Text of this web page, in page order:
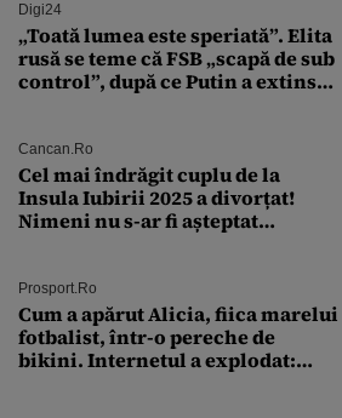
Digi24
„Toată lumea este speriată”. Elita
rusă se teme că FSB „scapă de sub
control”, după ce Putin a extins
Cancan.ro
Cel mai îndrăgit cuplu de la
Insula Iubirii 2025 a divorțat!
Nimeni nu s-ar fi așteptat
Prosport.ro
Cum a apărut Alicia, fiica marelui
fotbalist, într-o pereche de
bikini. Internetul a explodat: